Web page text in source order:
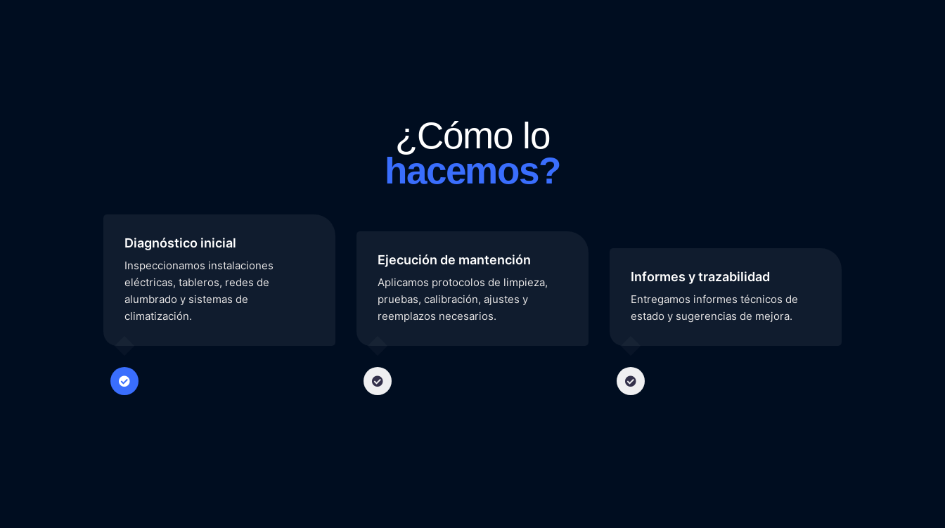
¿Cómo lo
hacemos?
Diagnóstico inicial
Inspeccionamos instalaciones
eléctricas, tableros, redes de
alumbrado y sistemas de
climatización.
Ejecución de mantención
Aplicamos protocolos de limpieza,
pruebas, calibración, ajustes y
reemplazos necesarios.
Informes y trazabilidad
Entregamos informes técnicos de
estado y sugerencias de mejora.